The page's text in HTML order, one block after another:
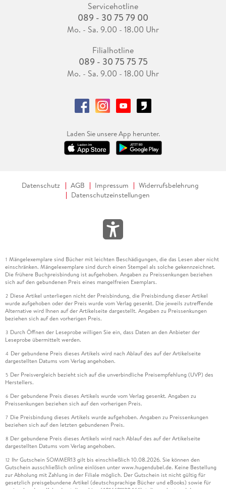
Servicehotline
089 - 30 75 79 00
Mo. - Sa. 9.00 - 18.00 Uhr
Filialhotline
089 - 30 75 75 75
Mo. - Sa. 9.00 - 18.00 Uhr
Laden Sie unsere App herunter.
Datenschutz AGB Impressum
Widerrufsbelehrung
Datenschutzeinstellungen
1 Mängelexemplare sind Bücher mit leichten Beschädigungen, die das Lesen aber nicht
einschränken. Mängelexemplare sind durch einen Stempel als solche gekennzeichnet.
Die frühere Buchpreisbindung ist aufgehoben. Angaben zu Preissenkungen beziehen
sich auf den gebundenen Preis eines mangelfreien Exemplars.
2 Diese Artikel unterliegen nicht der Preisbindung, die Preisbindung dieser Artikel
wurde aufgehoben oder der Preis wurde vom Verlag gesenkt. Die jeweils zutreffende
Alternative wird Ihnen auf der Artikelseite dargestellt. Angaben zu Preissenkungen
beziehen sich auf den vorherigen Preis.
3 Durch Öffnen der Leseprobe willigen Sie ein, dass Daten an den Anbieter der
Leseprobe übermittelt werden.
4 Der gebundene Preis dieses Artikels wird nach Ablauf des auf der Artikelseite
dargestellten Datums vom Verlag angehoben.
5 Der Preisvergleich bezieht sich auf die unverbindliche Preisempfehlung (UVP) des
Herstellers.
6 Der gebundene Preis dieses Artikels wurde vom Verlag gesenkt. Angaben zu
Preissenkungen beziehen sich auf den vorherigen Preis.
7 Die Preisbindung dieses Artikels wurde aufgehoben. Angaben zu Preissenkungen
beziehen sich auf den letzten gebundenen Preis.
8 Der gebundene Preis dieses Artikels wird nach Ablauf des auf der Artikelseite
dargestellten Datums vom Verlag angehoben.
12 Ihr Gutschein SOMMER13 gilt bis einschließlich 10.08.2026. Sie können den
Gutschein ausschließlich online einlösen unter www.hugendubel.de. Keine Bestellung
zur Abholung mit Zahlung in der Filiale möglich. Der Gutschein ist nicht gültig für
gesetzlich preisgebundene Artikel (deutschsprachige Bücher und eBooks) sowie für